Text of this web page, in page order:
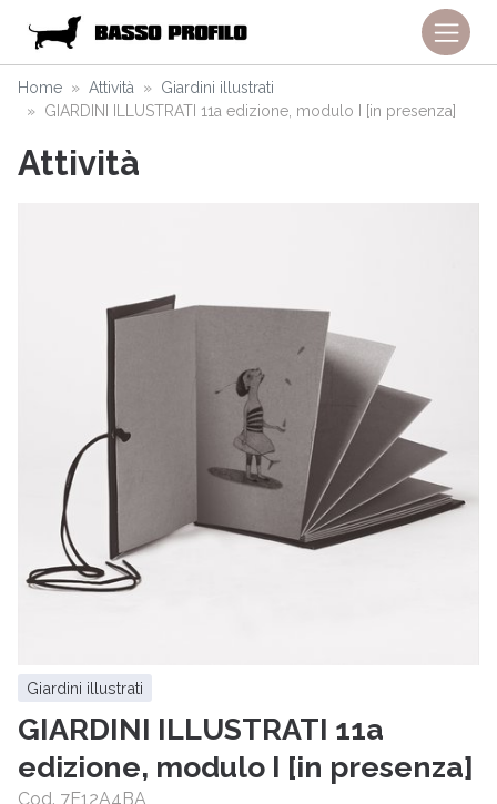
Home Attività
Giardini illustrati
GIARDINI ILLUSTRATI 11a edizione, modulo I [in presenza]
Attività
giardini illustrati
GIARDINI ILLUSTRATI 11a
edizione, modulo I [in presenza]
Cod. 7E12A4BA